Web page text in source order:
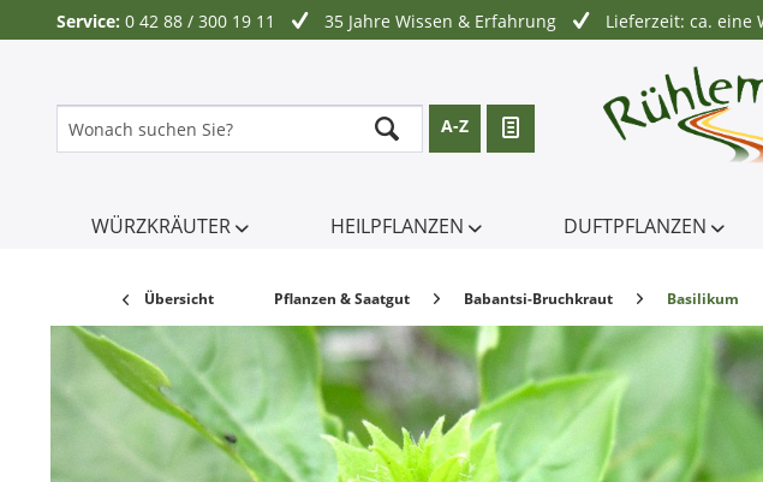
Service: 0 42 88 / 300 19 11 35 Jahre Wissen & Erfahrung Lieferzeit: ca. eine
A-Z
WÜRZKRÄUTER HEILPFLANZEN DUFTPFLANZEN
Übersicht Pflanzen & Saatgut Babantsi-Bruchkraut Basilikum